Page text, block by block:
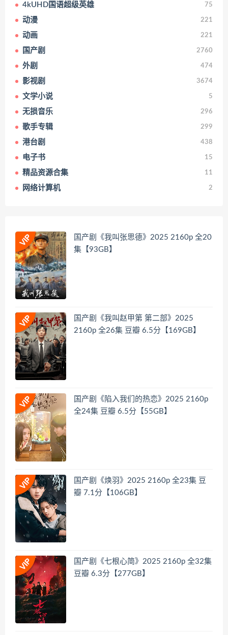
4kUHD国语超级英雄 75
动漫 221
动画 221
国产剧 2760
外剧 474
影视剧 3674
文学小说 5
无损音乐 296
歌手专辑 299
港台剧 438
电子书 15
精品资源合集 11
网络计算机 2
国产剧《我叫张思德》2025 2160p 全20
集【93GB】
国产剧《我叫赵甲第 第二部》2025
2160p 全26集 豆瓣 6.5分【169GB】
国产剧《陷入我们的热恋》2025 2160p
全24集 豆瓣 6.5分【55GB】
国产剧《焕羽》2025 2160p 全23集 豆
瓣 7.1分【106GB】
国产剧《七根心简》2025 2160p 全32集
豆瓣 6.3分【277GB】